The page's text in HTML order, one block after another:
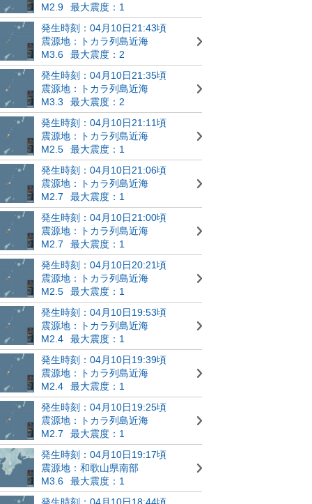
M2.9
最大震度：1
発生時刻：04月10日21:43頃
震源地：トカラ列島近海
M3.6
最大震度：2
発生時刻：04月10日21:35頃
震源地：トカラ列島近海
M3.3
最大震度：2
発生時刻：04月10日21:11頃
震源地：トカラ列島近海
M2.5
最大震度：1
発生時刻：04月10日21:06頃
震源地：トカラ列島近海
M2.7
最大震度：1
発生時刻：04月10日21:00頃
震源地：トカラ列島近海
M2.7
最大震度：1
発生時刻：04月10日20:21頃
震源地：トカラ列島近海
M2.5
最大震度：1
発生時刻：04月10日19:53頃
震源地：トカラ列島近海
M2.4
最大震度：1
発生時刻：04月10日19:39頃
震源地：トカラ列島近海
M2.4
最大震度：1
発生時刻：04月10日19:25頃
震源地：トカラ列島近海
M2.7
最大震度：1
発生時刻：04月10日19:17頃
震源地：和歌山県南部
M3.6
最大震度：1
発生時刻：04月10日18:44頃